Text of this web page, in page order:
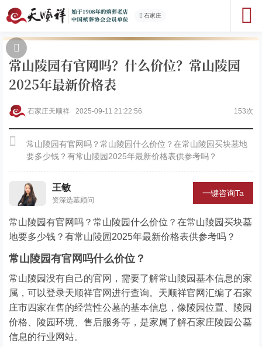
石家庄
常山陵园有官网吗？什么价位？常山陵园
2025年最新价格表
石家庄天顺祥 2025-09-11 21:22:56 153次
常山陵园有官网吗？常山陵园什么价位？在常山陵园买块墓地
要多少钱？有常山陵园2025年最新价格表供参考吗？
王敏
资深选墓顾问
一键咨询Ta
常山陵园有官网吗？常山陵园什么价位？在常山陵园买块墓
地要多少钱？有常山陵园2025年最新价格表供参考吗？
常山陵园有官网吗什么价位？
常山陵园没有自己的官网，需要了解常山陵园基本信息的家
属，可以登录天顺祥官网进行查询。天顺祥官网汇编了石家
庄市四家在售的经营性公墓的基本信息，像陵园位置、陵园
价格、陵园环境、售后服务等，是家属了解石家庄陵园公墓
信息的行业网站。